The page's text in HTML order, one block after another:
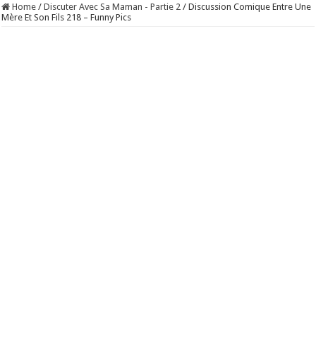
Home / Discuter Avec Sa Maman - Partie 2 / Discussion Comique Entre Une
Mère Et Son Fils 218 – Funny Pics